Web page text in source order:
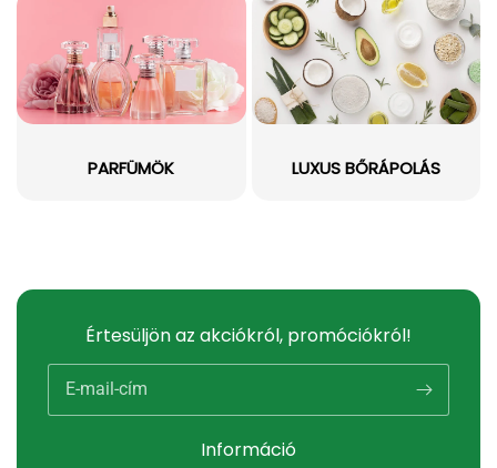
PARFÜMÖK LUXUS BŐRÁPOLÁS
Információ
Értesüljön az akciókról, promóciókról!
E-mail-cím